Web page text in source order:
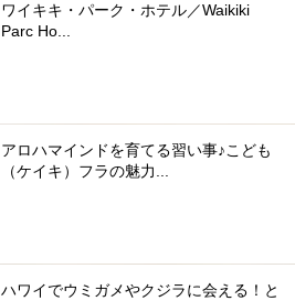
ワイキキ・パーク・ホテル／Waikiki
Parc Ho...
アロハマインドを育てる習い事♪こども
（ケイキ）フラの魅力...
ハワイでウミガメやクジラに会える！と